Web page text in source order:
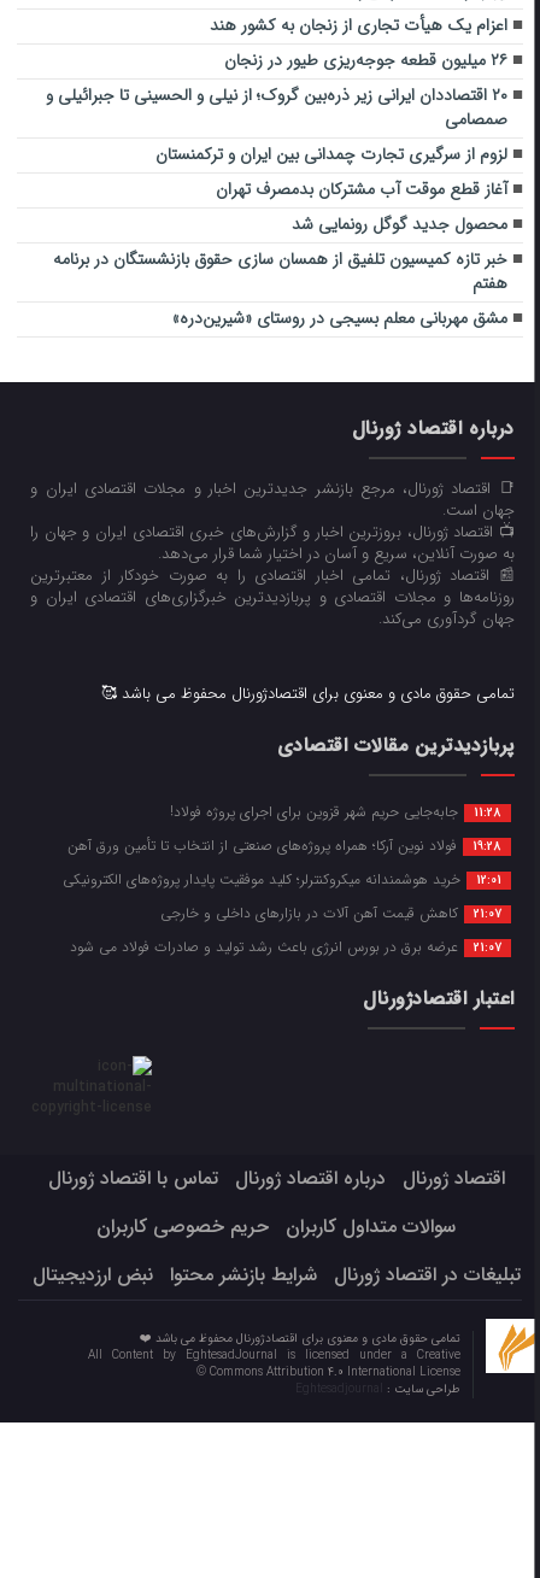
اعزام یک هیأت تجاری از زنجان به کشور هند
۲۶ میلیون قطعه جوجه‌ریزی طیور در زنجان
۲۰ اقتصاددان ایرانی زیر ذره‌بین گروک؛ از نیلی و الحسینی تا جبرائیلی و
صمصامی
لزوم از سرگیری تجارت چمدانی بین ایران و ترکمنستان
آغاز قطع موقت آب مشترکان بدمصرف تهران
محصول جدید گوگل رونمایی شد
خبر تازه کمیسیون تلفیق از همسان سازی حقوق بازنشستگان در برنامه
هفتم
مشق مهربانی معلم بسیجی در روستای «شیرین‌دره»
درباره اقتصاد ژورنال
📑 اقتصاد ژورنال، مرجع بازنشر جدیدترین اخبار و مجلات اقتصادی ایران و
جهان است.
📺 اقتصاد ژورنال، بروزترین اخبار و گزارش‌های خبری اقتصادی ایران و جهان را
به صورت آنلاین، سریع و آسان در اختیار شما قرار می‌‌دهد.
📰 اقتصاد ژورنال، تمامی اخبار اقتصادی را به صورت خودکار از معتبرترین
روزنامه‌ها و مجلات اقتصادی و پربازدیدترین خبرگزاری‌های اقتصادی ایران و
جهان گردآوری می‌کند.
تمامی حقوق مادی و معنوی برای اقتصادژورنال محفوظ می باشد 🥰
پربازدیدترین مقالات اقتصادی
11:28 جابه‌جایی حریم شهر قزوین برای اجرای پروژه فولاد!
19:28 فولاد نوین آرکا؛ همراه پروژه‌های صنعتی از انتخاب تا تأمین ورق آهن
12:01 خرید هوشمندانه میکروکنترلر؛ کلید موفقیت پایدار پروژه‌های الکترونیکی
21:07 کاهش قیمت آهن آلات در بازارهای داخلی و خارجی
21:07 عرضه برق در بورس انرژی باعث رشد تولید و صادرات فولاد می شود
اعتبار اقتصادژورنال
اقتصاد ژورنال درباره اقتصاد ژورنال
تماس با اقتصاد ژورنال
سوالات متداول کاربران
حریم خصوصی کاربران
تبلیغات در اقتصاد ژورنال
شرایط بازنشر محتوا نبض ارزدیجیتال
تمامی حقوق مادی و معنوی برای اقتصادژورنال محفوظ می باشد ❤️
All Content by EghtesadJournal is licensed under a Creative
Commons Attribution 4.0 International License ©️
طراحی سایت :